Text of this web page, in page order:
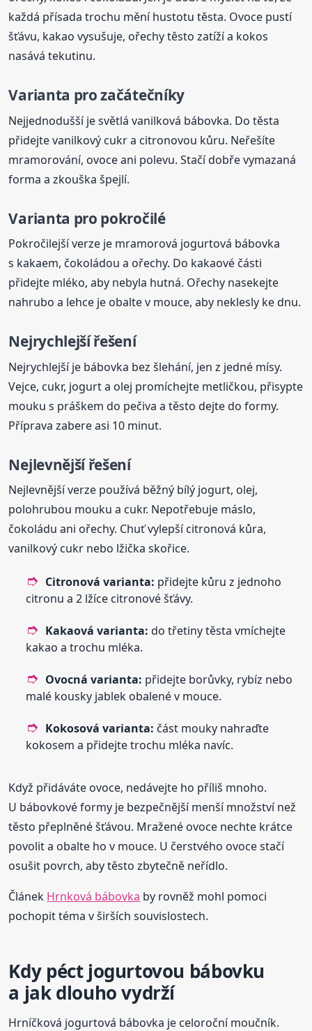
každá přísada trochu mění hustotu těsta. Ovoce pustí
šťávu, kakao vysušuje, ořechy těsto zatíží a kokos
nasává tekutinu.
Varianta pro začátečníky
Nejjednodušší je světlá vanilková bábovka. Do těsta
přidejte vanilkový cukr a citronovou kůru. Neřešíte
mramorování, ovoce ani polevu. Stačí dobře vymazaná
forma a zkouška špejlí.
Varianta pro pokročilé
Pokročilejší verze je mramorová jogurtová bábovka
s kakaem, čokoládou a ořechy. Do kakaové části
přidejte mléko, aby nebyla hutná. Ořechy nasekejte
nahrubo a lehce je obalte v mouce, aby neklesly ke dnu.
Nejrychlejší řešení
Nejrychlejší je bábovka bez šlehání, jen z jedné mísy.
Vejce, cukr, jogurt a olej promíchejte metličkou, přisypte
mouku s práškem do pečiva a těsto dejte do formy.
Příprava zabere asi 10 minut.
Nejlevnější řešení
Nejlevnější verze používá běžný bílý jogurt, olej,
polohrubou mouku a cukr. Nepotřebuje máslo,
čokoládu ani ořechy. Chuť vylepší citronová kůra,
vanilkový cukr nebo lžička skořice.
Citronová varianta: přidejte kůru z jednoho
citronu a 2 lžíce citronové šťávy.
Kakaová varianta: do třetiny těsta vmíchejte
kakao a trochu mléka.
Ovocná varianta: přidejte borůvky, rybíz nebo
malé kousky jablek obalené v mouce.
Kokosová varianta: část mouky nahraďte
kokosem a přidejte trochu mléka navíc.
Když přidáváte ovoce, nedávejte ho příliš mnoho.
U bábovkové formy je bezpečnější menší množství než
těsto přeplněné šťávou. Mražené ovoce nechte krátce
povolit a obalte ho v mouce. U čerstvého ovoce stačí
osušit povrch, aby těsto zbytečně neřídlo.
Článek Hrnková bábovka by rovněž mohl pomoci
pochopit téma v širších souvislostech.
Kdy péct jogurtovou bábovku
a jak dlouho vydrží
Hrníčková jogurtová bábovka je celoroční moučník.